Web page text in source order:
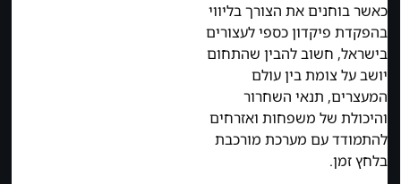
כאשר בוחנים את הצורך בליווי
בהפקדת פיקדון כספי לעצורים
בישראל, חשוב להבין שהתחום
יושב על צומת בין עולם
המעצרים, תנאי השחרור
והיכולת של משפחות ואזרחים
להתמודד עם מערכת מורכבת
בלחץ זמן.